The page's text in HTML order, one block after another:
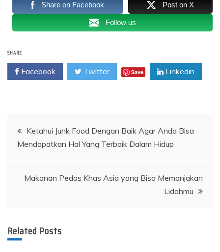
Share on Facebook Post on X
Follow us
SHARE
Facebook Twitter Save Linkedin
Post
navigation
Ketahui Junk Food Dengan Baik Agar Anda Bisa
Mendapatkan Hal Yang Terbaik Dalam Hidup
Makanan Pedas Khas Asia yang Bisa Memanjakan
Lidahmu
Related Posts